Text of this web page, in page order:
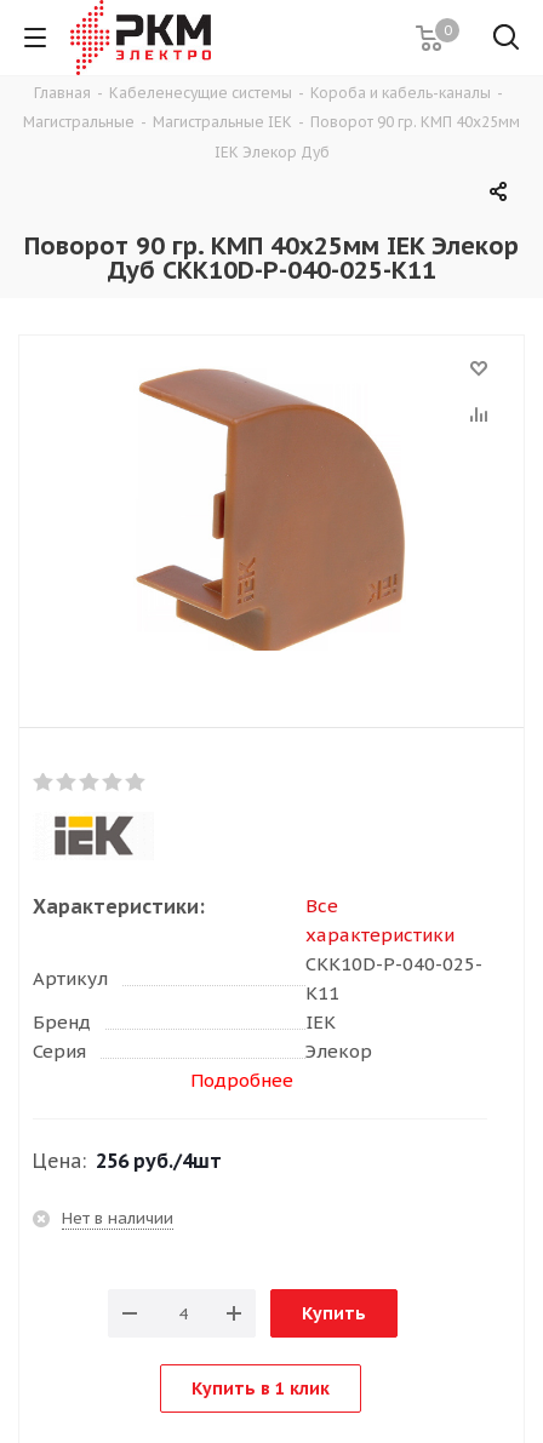
0
Главная - Кабеленесущие системы - Короба и кабель-каналы -
Магистральные - Магистральные IEK - Поворот 90 гр. КМП 40х25мм
IEK Элекор Дуб
Поворот 90 гр. КМП 40х25мм IEK Элекор
Дуб CKK10D-P-040-025-K11
Характеристики:
Все
характеристики
Артикул
CKK10D-P-040-025-
K11
Бренд
IEK
Серия
Элекор
Подробнее
Цена: 256 руб./4шт
Нет в наличии
Купить
Купить в 1 клик